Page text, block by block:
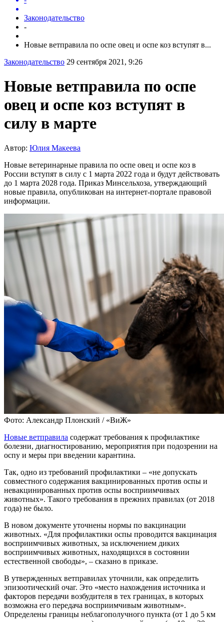
Законодательство
-
Новые ветправила по оспе овец и оспе коз вступят в...
Законодательство 29 сентября 2021, 9:26
Новые ветправила по оспе
овец и оспе коз вступят в
силу в марте
Автор: Юлия Макеева
Новые ветеринарные правила по оспе овец и оспе коз в
России вступят в силу с 1 марта 2022 года и будут действовать
до 1 марта 2028 года. Приказ Минсельхоза, утверждающий
новые правила, опубликован на интернет-портале правовой
информации.
Фото: Александр Плонский / «ВиЖ»
Новые ветправила содержат требования к профилактике
болезни, диагностированию, мероприятия при подозрении на
оспу и меры при введении карантина.
Так, одно из требований профилактики – «не допускать
совместного содержания вакцинированных против оспы и
невакцинированных против оспы восприимчивых
животных». Такого требования в прежних правилах (от 2018
года) не было.
В новом документе уточнены нормы по вакцинации
животных. «Для профилактики оспы проводится вакцинация
восприимчивых животных, за исключением диких
восприимчивых животных, находящихся в состоянии
естественной свободы», – сказано в приказе.
В утвержденных ветправилах уточнили, как определить
эпизоотический очаг. Это «место нахождения источника и
факторов передачи возбудителя в тех границах, в которых
возможна его передача восприимчивым животным».
Определены границы неблагополучного пункта (от 1 до 5 км